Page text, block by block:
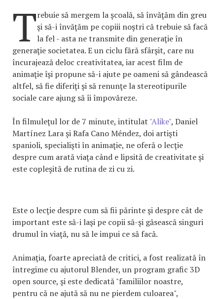
Trebuie să mergem la şcoală, să învăţăm din greu
şi să-i învăţăm pe copiii noştri că trebuie să facă
la fel - asta ne transmite din generaţie în
generaţie societatea. E un ciclu fără sfârşit, care nu
încurajează deloc creativitatea, iar acest film de
animaţie îşi propune să-i ajute pe oameni să gândească
altfel, să fie diferiţi şi să renunţe la stereotipurile
sociale care ajung să îi împovăreze.
În filmuleţul lor de 7 minute, intitulat "Alike", Daniel
Martínez Lara şi Rafa Cano Méndez, doi artişti
spanioli, specialişti în animaţie, ne oferă o lecţie
despre cum arată viaţa când e lipsită de creativitate şi
este copleşită de rutina de zi cu zi.
Este o lecţie despre cum să fii părinte şi despre cât de
important este să-i laşi pe copii să-şi găsească singuri
drumul în viaţă, nu să le impui ce să facă.
Animaţia, foarte apreciată de critici, a fost realizată în
întregime cu ajutorul Blender, un program grafic 3D
open source, şi este dedicată "familiilor noastre,
pentru că ne ajută să nu ne pierdem culoarea",